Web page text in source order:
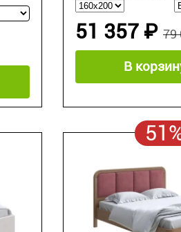
79
51 357 ₽
В